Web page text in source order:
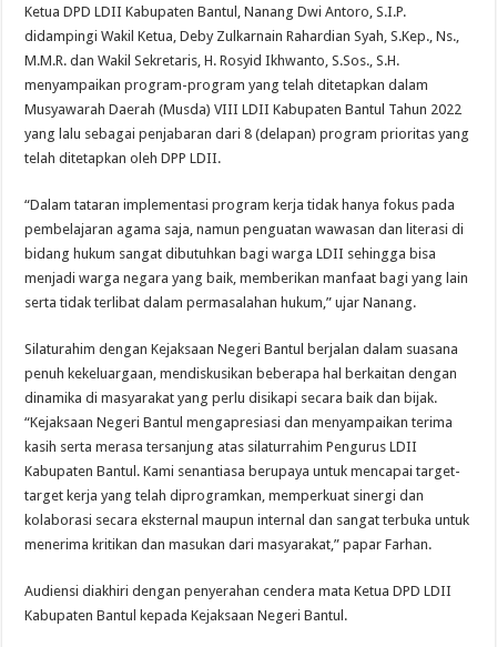
Ketua DPD LDII Kabupaten Bantul, Nanang Dwi Antoro, S.I.P.
didampingi Wakil Ketua, Deby Zulkarnain Rahardian Syah, S.Kep., Ns.,
M.M.R. dan Wakil Sekretaris, H. Rosyid Ikhwanto, S.Sos., S.H.
menyampaikan program-program yang telah ditetapkan dalam
Musyawarah Daerah (Musda) VIII LDII Kabupaten Bantul Tahun 2022
yang lalu sebagai penjabaran dari 8 (delapan) program prioritas yang
telah ditetapkan oleh DPP LDII.
“Dalam tataran implementasi program kerja tidak hanya fokus pada
pembelajaran agama saja, namun penguatan wawasan dan literasi di
bidang hukum sangat dibutuhkan bagi warga LDII sehingga bisa
menjadi warga negara yang baik, memberikan manfaat bagi yang lain
serta tidak terlibat dalam permasalahan hukum,” ujar Nanang.
Silaturahim dengan Kejaksaan Negeri Bantul berjalan dalam suasana
penuh kekeluargaan, mendiskusikan beberapa hal berkaitan dengan
dinamika di masyarakat yang perlu disikapi secara baik dan bijak.
“Kejaksaan Negeri Bantul mengapresiasi dan menyampaikan terima
kasih serta merasa tersanjung atas silaturrahim Pengurus LDII
Kabupaten Bantul. Kami senantiasa berupaya untuk mencapai target-
target kerja yang telah diprogramkan, memperkuat sinergi dan
kolaborasi secara eksternal maupun internal dan sangat terbuka untuk
menerima kritikan dan masukan dari masyarakat,” papar Farhan.
Audiensi diakhiri dengan penyerahan cendera mata Ketua DPD LDII
Kabupaten Bantul kepada Kejaksaan Negeri Bantul.